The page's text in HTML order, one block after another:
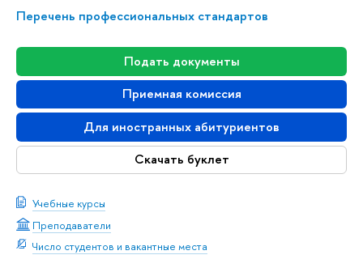
Перечень профессиональных стандартов
Подать документы
Приемная комиссия
Для иностранных абитуриентов
Скачать буклет
Учебные курсы
Преподаватели
Число студентов и вакантные места